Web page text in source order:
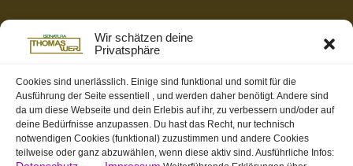
Wir schätzen deine
Privatsphäre
Cookies sind unerlässlich. Einige sind funktional und somit für die
Ausführung der Seite essentiell , und werden daher benötigt. Andere sind
da um diese Webseite und dein Erlebis auf ihr, zu verbessern und/oder auf
deine Bedürfnisse anzupassen. Du hast das Recht, nur technisch
notwendigen Cookies (funktional) zuzustimmen und andere Cookies
teilweise oder ganz abzuwählen, wenn diese aktiv sind. Ausführliche Infos:
Partnerseiten / Empfehlungen
K-Wellness – Karin Meier
S&S Informatik GmbH
Ihr Partner für zukunftsorientierte Informatik
Swiss-skymodel
opens your eyes